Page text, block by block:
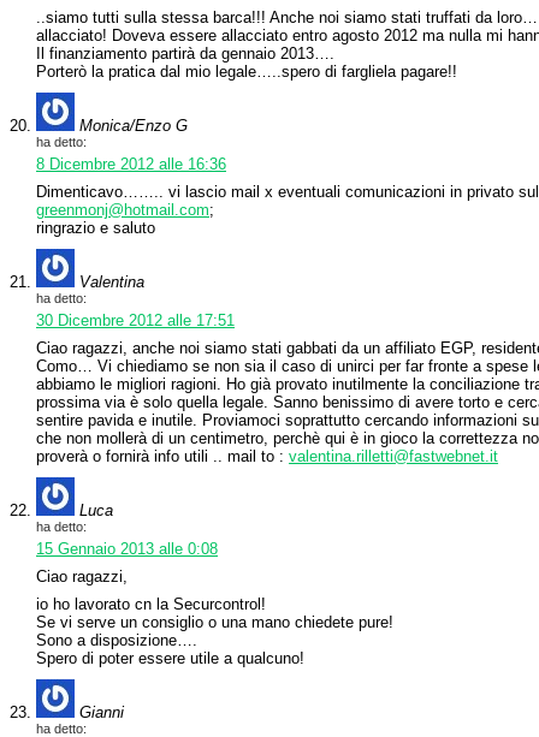
..siamo tutti sulla stessa barca!!! Anche noi siamo stati truffati da
allacciato! Doveva essere allacciato entro agosto 2012 ma nulla mi
Il finanziamento partirà da gennaio 2013….
Porterò la pratica dal mio legale…..spero di fargliela pagare!!
Monica/Enzo G
ha detto:
8 Dicembre 2012 alle 16:36
Dimenticavo…….. vi lascio mail x eventuali comunicazioni in privato
greenmonj@hotmail.com;
ringrazio e saluto
Valentina
ha detto:
30 Dicembre 2012 alle 17:51
Ciao ragazzi, anche noi siamo stati gabbati da un affiliato EGP,
Como… Vi chiediamo se non sia il caso di unirci per far fronte a spese
abbiamo le migliori ragioni. Ho già provato inutilmente la conciliazione
prossima via è solo quella legale. Sanno benissimo di avere torto e
sentire pavida e inutile. Proviamoci soprattutto cercando informazioni
che non mollerà di un centimetro, perchè qui è in gioco la correttezza
proverà o fornirà info utili .. mail to : valentina.rilletti@fastwebnet.it
Luca
ha detto:
15 Gennaio 2013 alle 0:08
Ciao ragazzi,
io ho lavorato cn la Securcontrol!
Se vi serve un consiglio o una mano chiedete pure!
Sono a disposizione….
Spero di poter essere utile a qualcuno!
Gianni
ha detto: